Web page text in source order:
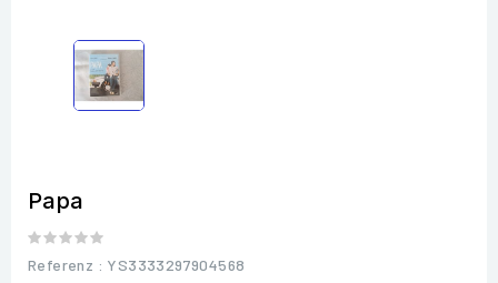
Papa
Referenz : YS3333297904568